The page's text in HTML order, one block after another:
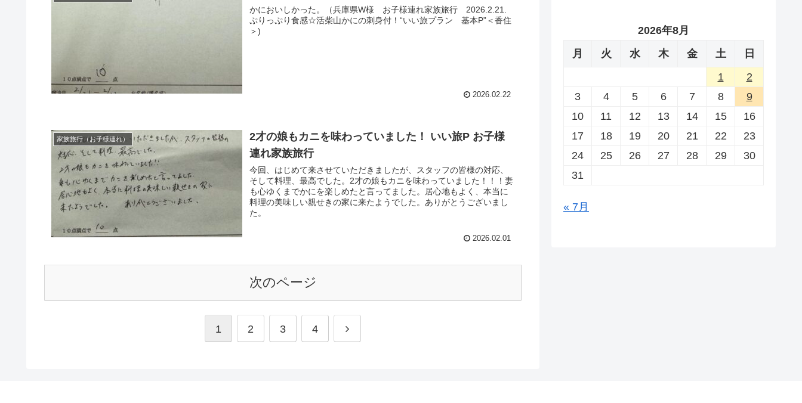
かにおいしかった。（兵庫県W様 お子様連れ家族旅行 2026.2.21.
ぷりっぷり食感☆活柴山かにの刺身付！“いい旅プラン 基本P”＜香住
＞)
2026.02.22
家族旅行（お子様連れ）
2才の娘もカニを味わっていました！ いい旅P お子様
連れ家族旅行
今回、はじめて来させていただきましたが、スタッフの皆様の対応、
そして料理、最高でした。2才の娘もカニを味わっていました！！！妻
も心ゆくまでかにを楽しめたと言ってました。居心地もよく、本当に
料理の美味しい親せきの家に来たようでした。ありがとうございまし
た。
2026.02.01
次のページ
1 2 3 4
2026年8月
月
火 水 木 金 土
日
1
2
3
4 5 6 7 8
9
10
11 12 13 14 15
16
17
18 19 20 21 22
23
24
25 26 27 28 29
30
31
« 7月